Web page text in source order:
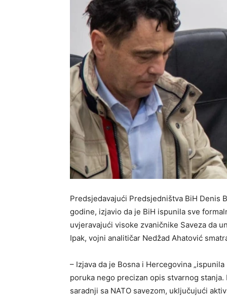
Predsjedavajući Predsjedništva BiH Denis
godine, izjavio da je BiH ispunila sve
uvjeravajući visoke zvaničnike Saveza da
Ipak, vojni analitičar Nedžad Ahatović
– Izjava da je Bosna i Hercegovina
poruka nego precizan opis stvarnog
saradnji sa NATO savezom, uključujući